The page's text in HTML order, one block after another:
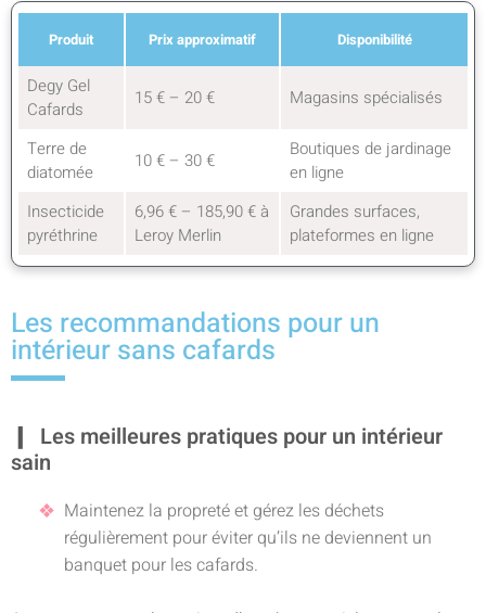
Produit Prix approximatif Disponibilité
Degy Gel
Cafards
15 € – 20 € Magasins spécialisés
Terre de
diatomée
10 € – 30 €
Boutiques de jardinage
en ligne
Insecticide
pyréthrine
6,96 € – 185,90 € à
Leroy Merlin
Grandes surfaces,
plateformes en ligne
Les recommandations pour un
intérieur sans cafards
Les meilleures pratiques pour un intérieur
sain
Maintenez la propreté et gérez les déchets
régulièrement pour éviter qu’ils ne deviennent un
banquet pour les cafards.